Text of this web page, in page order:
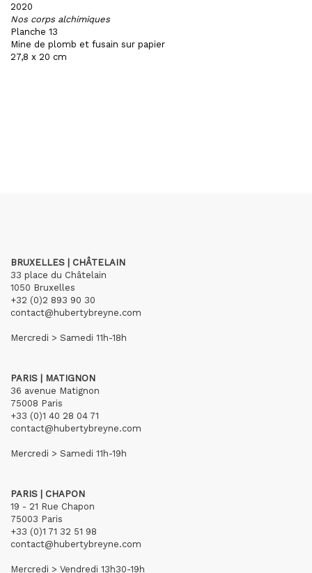
2020
Nos corps alchimiques
Planche 13
Mine de plomb et fusain sur papier
27,8 x 20 cm
BRUXELLES | CHÂTELAIN
33 place du Châtelain
1050 Bruxelles
+32 (0)2 893 90 30
contact@hubertybreyne.com
Mercredi > Samedi 11h-18h
PARIS | MATIGNON
36 avenue Matignon
75008 Paris
+33 (0)1 40 28 04 71
contact@hubertybreyne.com
Mercredi > Samedi 11h-19h
PARIS | CHAPON
19 - 21 Rue Chapon
75003 Paris
+33 (0)1 71 32 51 98
contact@hubertybreyne.com
Mercredi > Vendredi 13h30-19h